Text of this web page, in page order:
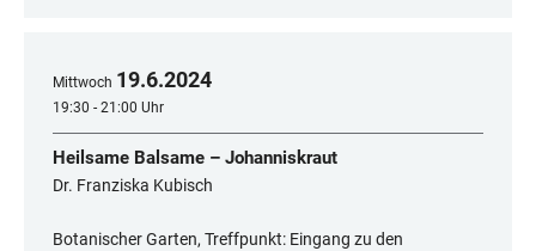
Mittwoch 19.6.2024
19:30 - 21:00 Uhr
Heilsame Balsame – Johanniskraut
Dr. Franziska Kubisch
Botanischer Garten, Treffpunkt: Eingang zu den